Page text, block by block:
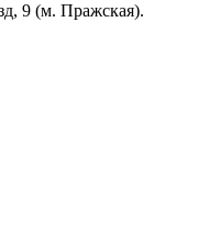
9 (м. Пражская).